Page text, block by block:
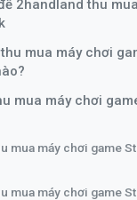
2handland thu
mua máy chơi
mua máy chơi
mua máy chơi game
mua máy chơi game